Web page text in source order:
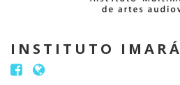
INSTITUTO IMARÁ